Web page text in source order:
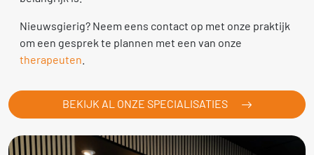
Nieuwsgierig? Neem eens contact op met onze praktijk
om een gesprek te plannen met een van onze
therapeuten
BEKIJK AL ONZE SPECIALISATIES